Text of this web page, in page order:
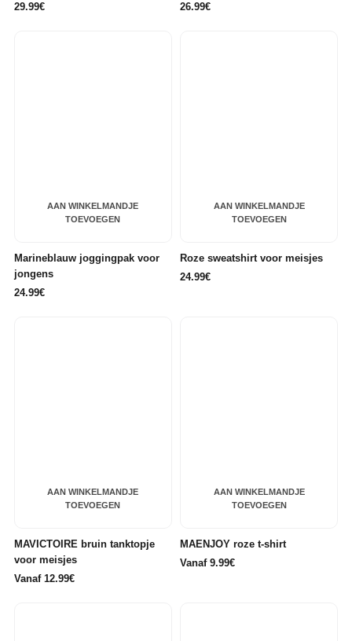
29.99€
26.99€
AAN WINKELMANDJE
TOEVOEGEN
Marineblauw joggingpak voor
jongens
24.99€
AAN WINKELMANDJE
TOEVOEGEN
Roze sweatshirt voor meisjes
24.99€
AAN WINKELMANDJE
TOEVOEGEN
MAVICTOIRE bruin tanktopje
voor meisjes
Vanaf 12.99€
AAN WINKELMANDJE
TOEVOEGEN
MAENJOY roze t-shirt
Vanaf 9.99€